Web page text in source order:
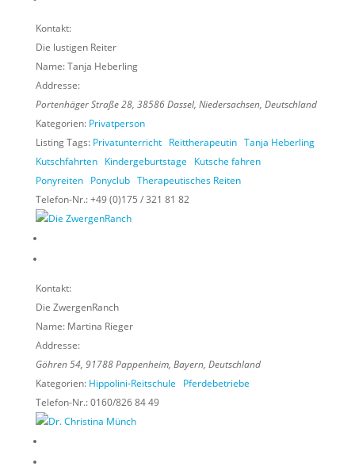
Kontakt:
Die lustigen Reiter
Name:Tanja Heberling
Addresse:
Portenhäger Straße 28, 38586Dassel, Niedersachsen, Deutschland
Kategorien: Privatperson
Listing Tags: Privatunterricht Reittherapeutin Tanja Heberling
Kutschfahrten Kindergeburtstage
Kutsche fahren
Ponyreiten Ponyclub Therapeutisches Reiten
Telefon-Nr.:+49 (0)175 / 321 81 82
Kontakt:
Die ZwergenRanch
Name: Martina Rieger
Addresse:
Göhren 54, 91788Pappenheim, Bayern, Deutschland
Kategorien: Hippolini-Reitschule
Pferdebetriebe
Telefon-Nr.:0160/826 84 49